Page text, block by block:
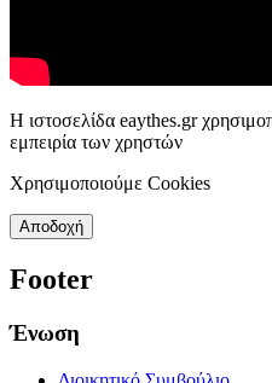
Η ιστοσελίδα eaythes.gr
εμπειρία των χρηστών
Χρησιμοποιούμε Cookies
Αποδοχή
Footer
Ένωση